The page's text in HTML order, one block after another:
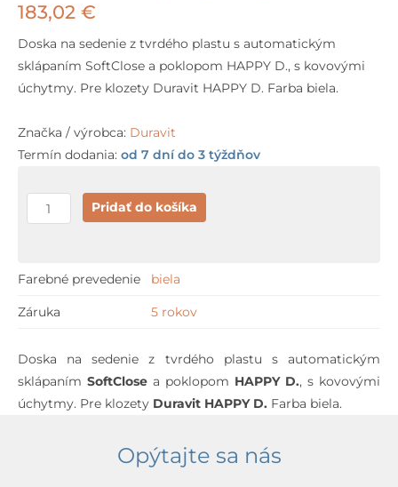
183,02 €
Doska na sedenie z tvrdého plastu s automatickým
sklápaním SoftClose a poklopom HAPPY D., s kovovými
úchytmy. Pre klozety Duravit HAPPY D. Farba biela.
Značka / výrobca: Duravit
Termín dodania: od 7 dní do 3 týždňov
množstvo
Duravit
automatickým
Pridať do košíka
Farebné prevedenie biela
Záruka 5 rokov
Doska na sedenie z tvrdého plastu s automatickým
sklápaním SoftClose a poklopom HAPPY D., s kovovými
úchytmy. Pre klozety Duravit HAPPY D. Farba biela.
Opýtajte sa nás